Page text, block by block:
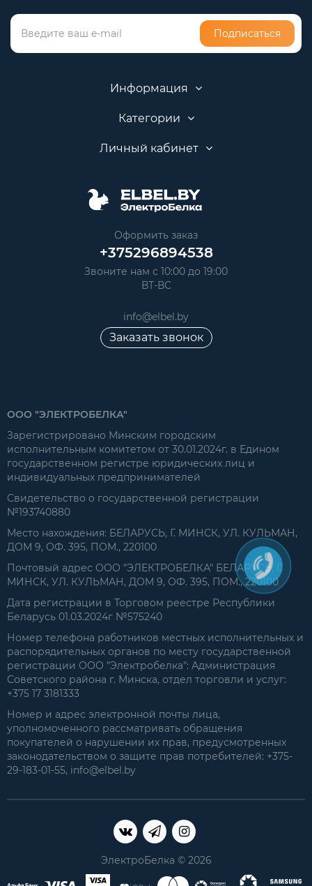
Подписаться
Информация
Категории
Личный кабинет
Оформить заказ
+375296894538
Звоните нам с 10:00 до 19:00
ВТ-ВС
info@elbel.by
Заказать звонок
ООО "ЭЛЕКТРОБЕЛКА"
Зарегистрировано Минским городским
исполнительным комитетом от 30.01.2024г. в Едином
государственном регистре юридических лиц и
индивидуальных предпринимателей
Свидетельство о государственной регистрации
№193740880
Место нахождения: БЕЛАРУСЬ, Г. МИНСК, УЛ. КУЛЬМАН,
ДОМ 9, ОФ. 395, ПОМ., 220100
Почтовый адрес ООО "ЭЛЕКТРОБЕЛКА" БЕЛАРУСЬ, Г.
МИНСК, УЛ. КУЛЬМАН, ДОМ 9, ОФ. 395, ПОМ., 220100
Дата регистрации в Торговом реестре Республики
Беларусь 01.03.2024г №575240
Номер телефона работников местных исполнительных и
распорядительных органов по месту государственной
регистрации ООО "Электробелка": Администрация
Советского района г. Минска, отдел торговли и услуг:
+375 17 3181333
Номер и адрес электронной почты лица,
уполномоченного рассматривать обращения
покупателей о нарушении их прав, предусмотренных
законодательством о защите прав потребителей: +375-
29-183-01-55, info@elbel.by
ЭлектроБелка © 2026